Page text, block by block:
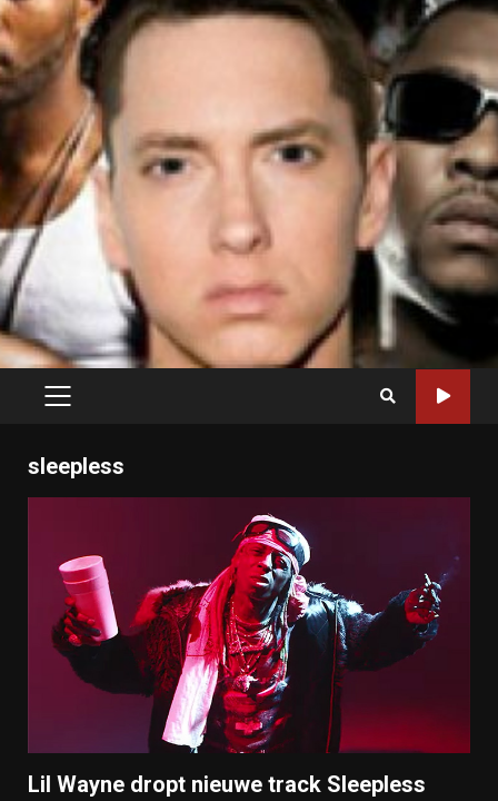
PRIMARY
sleepless
Lil Wayne dropt nieuwe track Sleepless